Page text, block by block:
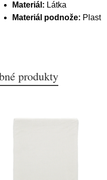
Materiál: Látka
Materiál podnože: Plast
produkty